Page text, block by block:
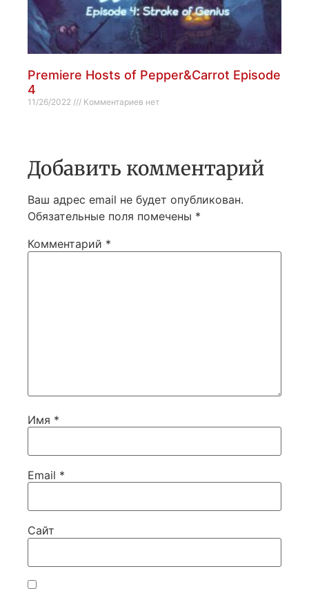
Premiere Hosts of Pepper&Carrot Episode
4
11/26/2022 Комментариев нет
Добавить комментарий
Ваш адрес email не будет опубликован.
Обязательные поля помечены *
Комментарий *
Имя *
Email *
Сайт